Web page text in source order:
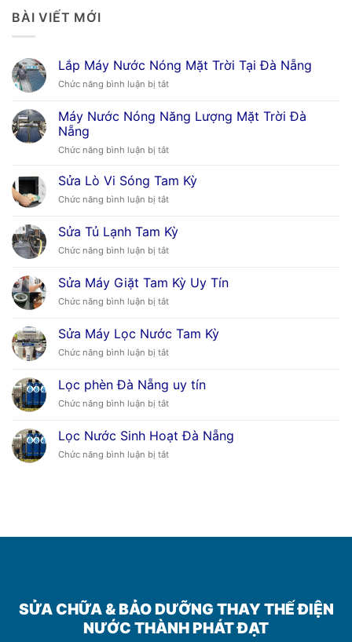
BÀI VIẾT MỚI
Lắp Máy Nước Nóng Mặt Trời Tại Đà Nẵng
Chức năng bình luận bị tắtở
Máy
Nước
Mặt
Tại
Nẵng
Máy Nước Nóng Năng Lượng Mặt Trời Đà
Nẵng
Chức năng bình luận bị tắtở
Nước
Năng
Mặt
Trời
Đà
Sửa Lò Vi Sóng Tam Kỳ
Chức năng bình luận bị tắtở
Lò
Vi
Sóng
Kỳ
Sửa Tủ Lạnh Tam Kỳ
Chức năng bình luận bị tắtở
Tủ
Lạnh
Tam
Sửa Máy Giặt Tam Kỳ Uy Tín
Chức năng bình luận bị tắtở
Máy
Giặt
Tam
Uy
Tín
Sửa Máy Lọc Nước Tam Kỳ
Chức năng bình luận bị tắtở
Lọc
Nước
Kỳ
Lọc phèn Đà Nẵng uy tín
Chức năng bình luận bị tắtở
phèn
Đà
Nẵng
Lọc Nước Sinh Hoạt Đà Nẵng
Chức năng bình luận bị tắtở
SỬA CHỮA & BẢO DƯỠNG THAY THẾ ĐIỆN
NƯỚC THÀNH PHÁT ĐẠT